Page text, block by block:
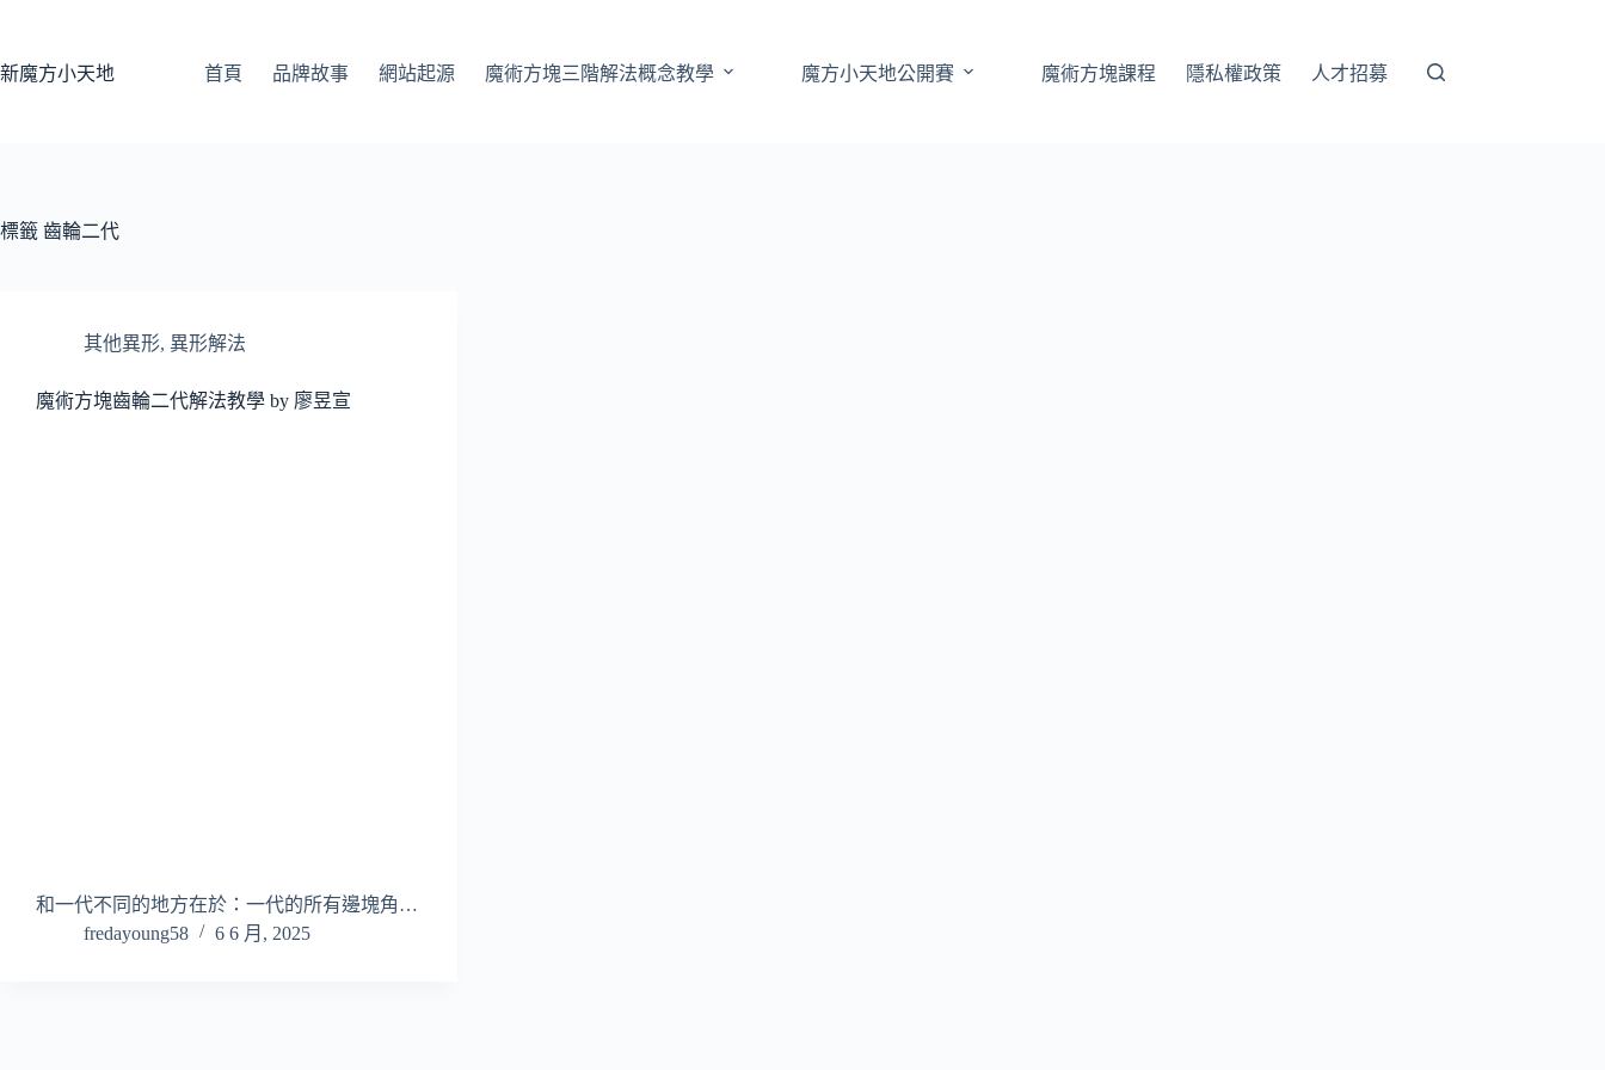
主
新魔方小天地 首頁 品牌故事 網站起源 魔術方塊三階解法概念教學 魔方小天地公開賽 魔術方塊課程 隱私權政策 人才招募
標籤 齒輪二代
其他異形, 異形解法
魔術方塊齒輪二代解法教學 by 廖昱宣
和一代不同的地方在於：一代的所有邊塊角…
fredayoung58
6 6 月, 2025